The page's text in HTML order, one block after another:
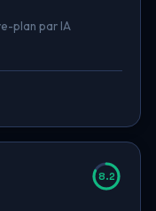
plan par IA
8.2